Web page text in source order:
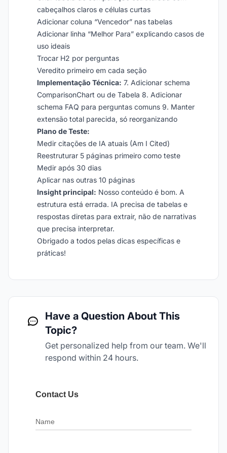
cabeçalhos claros e células curtas
Adicionar coluna “Vencedor” nas tabelas
Adicionar linha “Melhor Para” explicando casos de
uso ideais
Trocar H2 por perguntas
Veredito primeiro em cada seção
Implementação Técnica: 7. Adicionar schema
ComparisonChart ou de Tabela 8. Adicionar
schema FAQ para perguntas comuns 9. Manter
extensão total parecida, só reorganizando
Plano de Teste:
Medir citações de IA atuais (Am I Cited)
Reestruturar 5 páginas primeiro como teste
Medir após 30 dias
Aplicar nas outras 10 páginas
Insight principal: Nosso conteúdo é bom. A
estrutura está errada. IA precisa de tabelas e
respostas diretas para extrair, não de narrativas
que precisa interpretar.
Obrigado a todos pelas dicas específicas e
práticas!
Have a Question About This
Topic?
Get personalized help from our team. We'll
respond within 24 hours.